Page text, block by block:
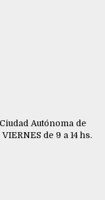
Autónoma de
de 9 a 14 hs.